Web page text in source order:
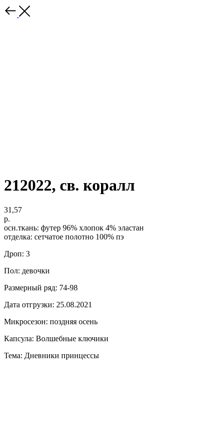
212022, св. коралл
31,57
р.
осн.ткань: футер 96% хлопок 4% эластан
отделка: сетчатое полотно 100% пэ
Дроп: 3
Пол: девочки
Размерный ряд: 74-98
Дата отгрузки: 25.08.2021
Микросезон: поздняя осень
Капсула: Волшебные ключики
Тема: Дневники принцессы